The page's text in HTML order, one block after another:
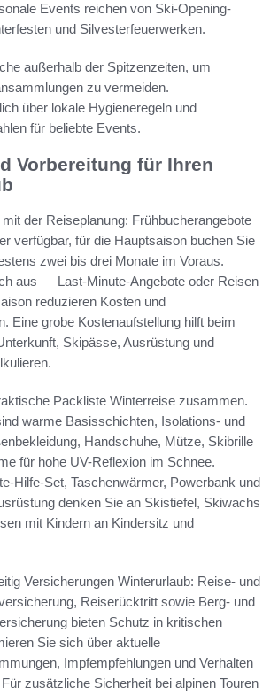
Events reichen von Ski-Opening-
und Silvesterfeuerwerken.
außerhalb der Spitzenzeiten, um
zu vermeiden.
über lokale Hygieneregeln und
für beliebte Events.
Vorbereitung für Ihren
der Reiseplanung: Frühbucherangebote
verfügbar, für die Hauptsaison buchen Sie
zwei bis drei Monate im Voraus.
aus — Last-Minute-Angebote oder Reisen
reduzieren Kosten und
Eine grobe Kostenaufstellung hilft beim
Skipässe, Ausrüstung und
Packliste Winterreise zusammen.
warme Basisschichten, Isolations- und
Handschuhe, Mütze, Skibrille
für hohe UV-Reflexion im Schnee.
Hilfe-Set, Taschenwärmer, Powerbank und
denken Sie an Skistiefel, Skiwachs
mit Kindern an Kindersitz und
Versicherungen Winterurlaub: Reise- und
Reiserücktritt sowie Berg- und
bieten Schutz in kritischen
Sie sich über aktuelle
Impfempfehlungen und Verhalten
zusätzliche Sicherheit bei alpinen Touren